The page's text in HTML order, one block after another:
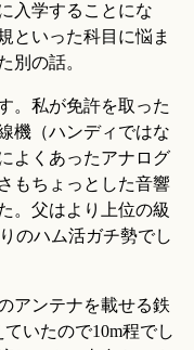
入学することにな
といった科目に悩ま
別の話。
。私が免許を取った
機（ハンディではな
よくあったアナログ
もちょっとした音響
。父はより上位の級
のハム活ガチ勢でし
アンテナを載せる鉄
いたので10m程でし